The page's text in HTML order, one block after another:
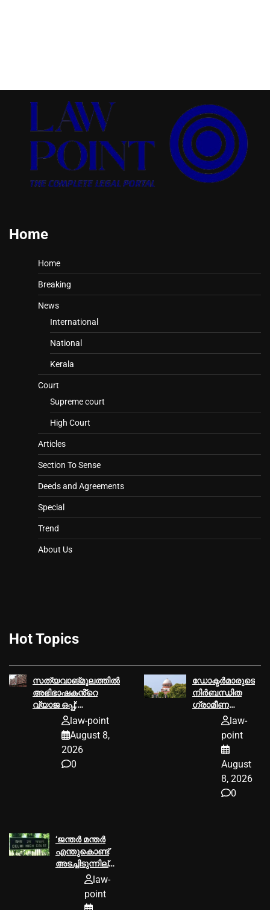
Home
Home
Breaking
News
International
National
Kerala
Court
Supreme court
High Court
Articles
Section To Sense
Deeds and Agreements
Special
Trend
About Us
Hot Topics
സത്യവാങ്മൂലത്തില്‍
അഭിഭാഷകൻ്റെ
വ്യാജ ഒപ്പ്;
കൈയ്യോടെ
പിടികൂടി
ഹൈക്കോടതി
law-point
August 8,
2026
0
ഡോക്ടർമാരുടെ
നിർബന്ധിത
ഗ്രാമീണ
സേവനത്തിന്
ദേശീയ നയം
വേണമെന്ന്
സുപ്രീം
കോടതി
law-
point
August
8, 2026
0
‘ജന്തർ മന്തർ
എന്തുകൊണ്ട്
അടച്ചിടുന്നില്ല’;
ഡൽഹി
law-
point